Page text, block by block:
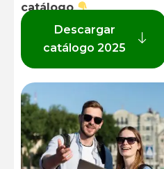
catálogo
Descargar
catálogo 2025